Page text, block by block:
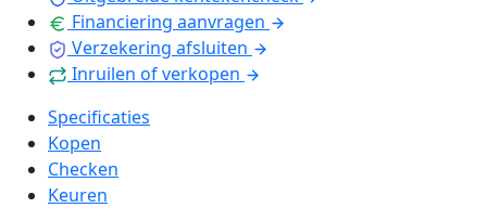
Financiering aanvragen
Verzekering afsluiten
Inruilen of verkopen
Specificaties
Kopen
Checken
Keuren